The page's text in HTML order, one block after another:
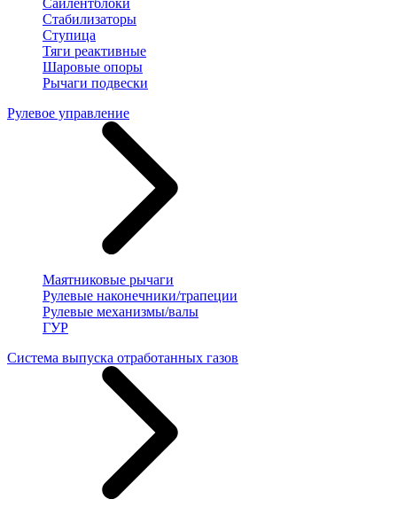
Сайлентблоки
Стабилизаторы
Ступица
Тяги реактивные
Шаровые опоры
Рычаги подвески
Рулевое управление
Маятниковые рычаги
Рулевые наконечники/трапеции
Рулевые механизмы/валы
ГУР
Система выпуска отработанных газов